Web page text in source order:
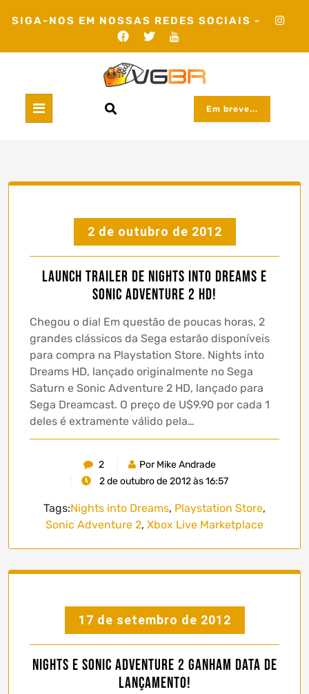
SIGA-NOS EM NOSSAS REDES SOCIAIS -
Em breve...
2 de outubro de 2012
Launch Trailer de Nights into Dreams e
Sonic Adventure 2 HD!
Chegou o dia! Em questão de poucas horas, 2
grandes clássicos da Sega estarão disponíveis
para compra na Playstation Store. Nights into
Dreams HD, lançado originalmente no Sega
Saturn e Sonic Adventure 2 HD, lançado para
Sega Dreamcast. O preço de U$9.90 por cada 1
deles é extramente válido pela…
2
Por Mike Andrade
2 de outubro de 2012 às 16:57
Tags:Nights into Dreams, Playstation Store,
Sonic Adventure 2, Xbox Live Marketplace
17 de setembro de 2012
Nights e Sonic Adventure 2 ganham data de
lançamento!